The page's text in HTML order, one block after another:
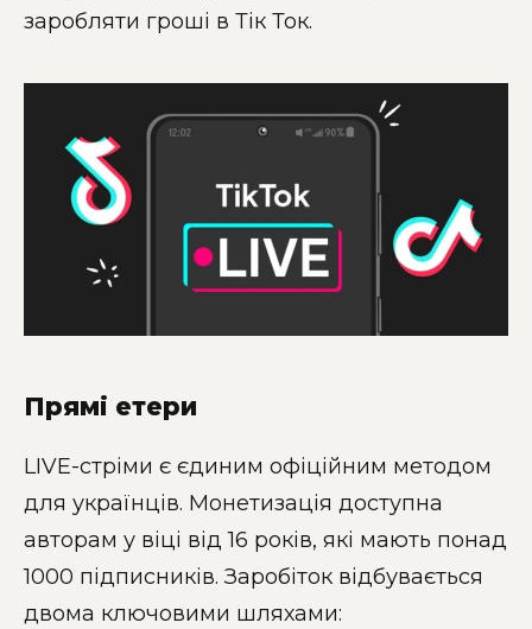
заробляти гроші в Тік Ток.
Прямі етери
LIVE-стріми є єдиним офіційним методом
для українців. Монетизація доступна
авторам у віці від 16 років, які мають понад
1000 підписників. Заробіток відбувається
двома ключовими шляхами: